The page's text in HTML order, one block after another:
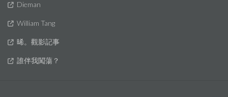
Dieman
William Tang
晞。觀影記事
誰伴我闖蕩？